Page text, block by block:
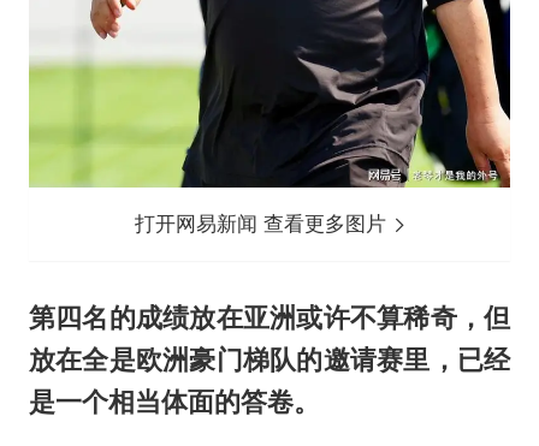
打开网易新闻 查看更多图片
第四名的成绩放在亚洲或许不算稀奇，但
放在全是欧洲豪门梯队的邀请赛里，已经
是一个相当体面的答卷。